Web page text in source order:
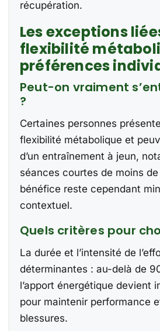
récupération.
Les exceptions
flexibilité
préférences
Peut-on vraiment
?
Certaines personnes
flexibilité métabolique et
d’un entraînement à jeun,
séances courtes de moins
bénéfice reste cependant
contextuel.
Quels critères pour
La durée et l’intensité de
déterminantes : au-delà de
l’apport énergétique devient
pour maintenir performance
blessures.